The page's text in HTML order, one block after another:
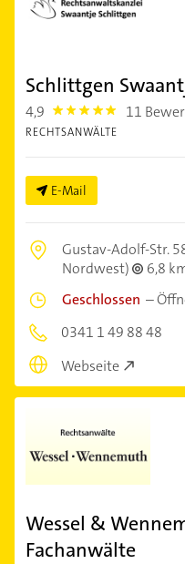
Schlittgen
4,9 4.9 11
RECHTSANWÄLTE
E-Mail
Gustav-Adolf-Str.
Nordwest)
6,8
Geschlossen –
0341 1 49 88 48
Webseite
Wessel &
Fachanwälte